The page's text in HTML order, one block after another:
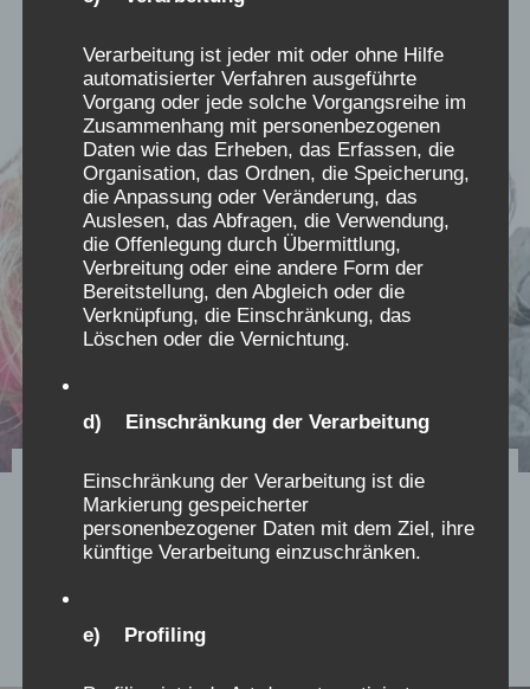
im Nexus-institut und kann angefordert werden
Und dann bin ich verloren
Seit 2004 veröffentlicht Anja Röhl zum Thema
Verarbeitung ist jeder mit oder ohne Hilfe
automatisierter Verfahren ausgeführte
Vorgang oder jede solche Vorgangsreihe im
Zusammenhang mit personenbezogenen
Daten wie das Erheben, das Erfassen, die
Organisation, das Ordnen, die Speicherung,
die Anpassung oder Veränderung, das
Auslesen, das Abfragen, die Verwendung,
die Offenlegung durch Übermittlung,
Verbreitung oder eine andere Form der
Bereitstellung, den Abgleich oder die
Verknüpfung, die Einschränkung, das
Löschen oder die Vernichtung.
d) Einschränkung der Verarbeitung
Einschränkung der Verarbeitung ist die
Markierung gespeicherter
personenbezogener Daten mit dem Ziel, ihre
künftige Verarbeitung einzuschränken.
e) Profiling